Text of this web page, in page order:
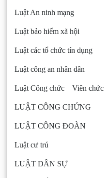
Luật An ninh mạng
Luật bảo hiểm xã hội
Luật các tổ chức tín dụng
Luật công an nhân dân
Luật Công chức – Viên chức
LUẬT CÔNG CHỨNG
LUẬT CÔNG ĐOÀN
Luật cư trú
LUẬT DÂN SỰ